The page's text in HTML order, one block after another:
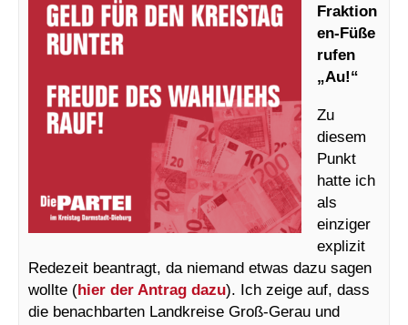
Fraktion
en-Füße
rufen
„Au!“
Zu
diesem
Punkt
hatte ich
als
einziger
explizit
Redezeit beantragt, da niemand etwas dazu sagen
wollte (hier der Antrag dazu). Ich zeige auf, dass
die benachbarten Landkreise Groß-Gerau und